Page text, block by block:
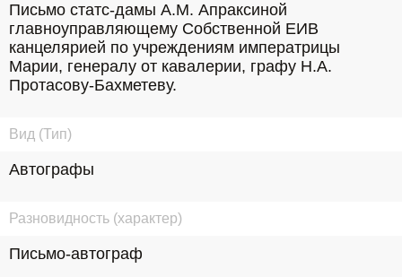
Письмо статс-дамы А.М. Апраксиной
главноуправляющему Собственной ЕИВ
канцелярией по учреждениям императрицы
Марии, генералу от кавалерии, графу Н.А.
Протасову-Бахметеву.
Вид (Тип)
Автографы
Разновидность (характер)
Письмо-автограф